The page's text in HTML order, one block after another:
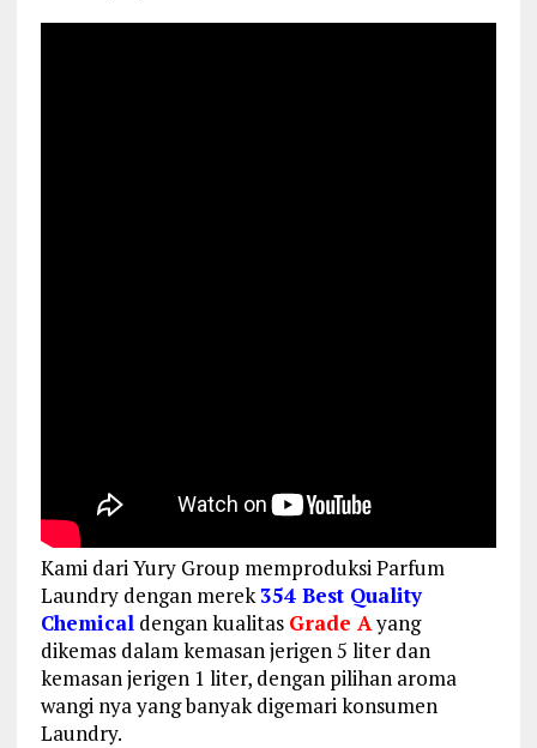
Kami dari Yury Group memproduksi Parfum
Laundry dengan merek354 Best Quality
Chemicaldengan kualitas Grade Ayang
dikemas dalam kemasan jerigen 5 liter dan
kemasan jerigen 1 liter, dengan pilihan aroma
wangi nya yang banyak digemari konsumen
Laundry.